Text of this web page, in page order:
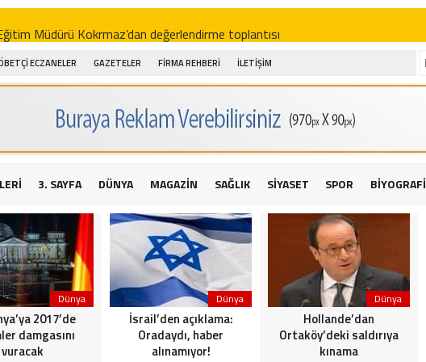
Müdürü Kokrmaz’dan değerlendirme toplantısı
Alibeyoğlu, Aile Destek Merkezini ziyaret etti
ıhlamur piyasalarda
şehitleri için bayraklı kayak gösterileri düzenlenecek
için yardım kermesi
2016 yılı değerlendirmesi
Sarıyer Çayırbaşı Cezayirli Hasan Paşa Camii’nde silahlı saldırı: 2 yaralı
Bahçeli’den Reina’ya düzenlenen terör saldırısına ilişkin açıklama
ECZANELER GAZETELER FİRMA REHBERİ İLETİŞİM
3. SAYFA DÜNYA MAGAZİN SAĞLIK SİYASET SPOR BİYOGRAFİ
Dünya
2017’de
damgasını
vuracak
Dünya
İsrail’den açıklama:
Oradaydı, haber
alınamıyor!
Dünya
Hollande’dan
Ortaköy’deki saldırıya
kınama